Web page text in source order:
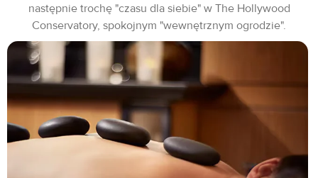
następnie trochę "czasu dla siebie" w The Hollywood
Conservatory, spokojnym "wewnętrznym ogrodzie".